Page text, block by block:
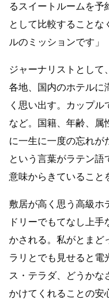
るスイートルームを予
として比較することな
ルのミッションです」
ジャーナリストとして
各地、国内のホテルに
く思い出す。カップ
など。国籍、年齢、属
に一生に一度の忘れが
という言葉がラテン語
意味からきていること
敷居が高く思う高級ホ
ドリーでもてなし上
かされる。私がとまど
ラリとでも見せると電
ス・テラダ、どうかな
かけてくれることの安